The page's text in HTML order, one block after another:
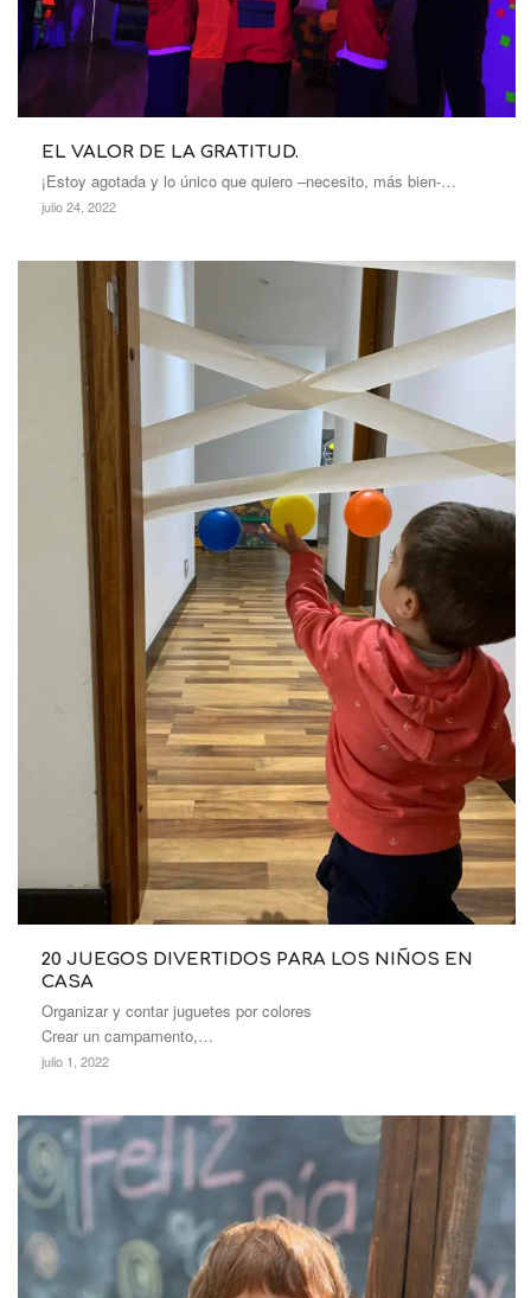
EL VALOR DE LA GRATITUD.
¡Estoy agotada y lo único que quiero –necesito, más bien-…
julio 24, 2022
20 JUEGOS DIVERTIDOS PARA LOS NIÑOS EN
CASA
Organizar y contar juguetes por colores
Crear un campamento,…
julio 1, 2022